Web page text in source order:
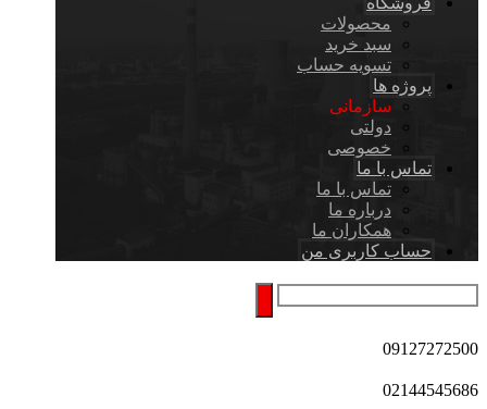
محصولات
سبد خرید
تسویه حساب
پروژه ها
سازمانی
دولتی
خصوصی
تماس با ما
تماس با ما
درباره ما
همکاران ما
حساب کاربری من
09127272500
02144545686